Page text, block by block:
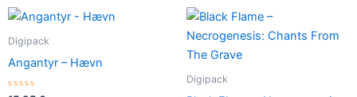
Digipack
Angantyr – Hævn
Digipack